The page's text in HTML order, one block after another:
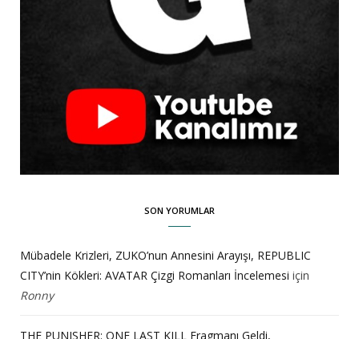
SON YORUMLAR
Mübadele Krizleri, ZUKO’nun Annesini Arayışı, REPUBLIC
CITY’nin Kökleri: AVATAR Çizgi Romanları İncelemesi için
Ronny
THE PUNISHER: ONE LAST KILL Fragmanı Geldi,